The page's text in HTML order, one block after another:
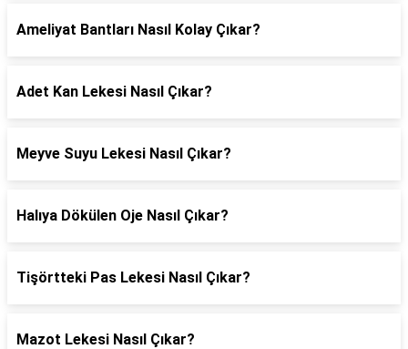
Ameliyat Bantları Nasıl Kolay Çıkar?
Adet Kan Lekesi Nasıl Çıkar?
Meyve Suyu Lekesi Nasıl Çıkar?
Halıya Dökülen Oje Nasıl Çıkar?
Tişörtteki Pas Lekesi Nasıl Çıkar?
Mazot Lekesi Nasıl Çıkar?